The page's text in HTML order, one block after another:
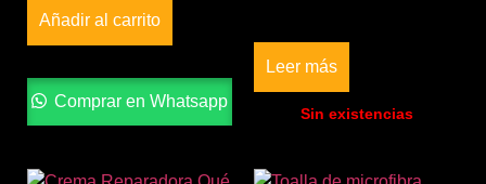
Añadir al carrito
Comprar en Whatsapp
Leer más